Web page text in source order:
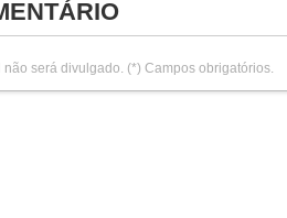
não será divulgado. (*) Campos obrigatórios.